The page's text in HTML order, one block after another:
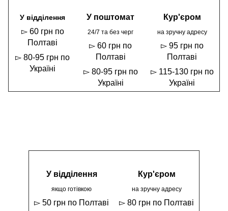
У відділення
▻ 60 грн по
Полтаві
▻ 80-95 грн по
Україні
У поштомат
24/7 та без черг
▻ 60 грн по
Полтаві
▻ 80-95 грн по
Україні
Кур'єром
на зручну адресу
▻ 95 грн по
Полтаві
▻ 115-130 грн по
Україні
У відділення
якщо готівкою
▻ 50 грн по Полтаві
Кур'єром
на зручну адресу
▻ 80 грн по Полтаві